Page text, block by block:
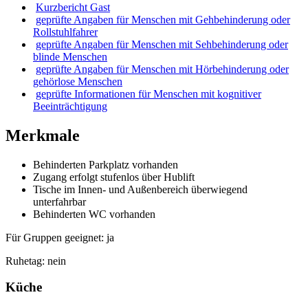
Kurzbericht Gast
geprüfte Angaben für Menschen mit Gehbehinderung oder
Rollstuhlfahrer
geprüfte Angaben für Menschen mit Sehbehinderung oder
blinde Menschen
geprüfte Angaben für Menschen mit Hörbehinderung oder
gehörlose Menschen
geprüfte Informationen für Menschen mit kognitiver
Beeinträchtigung
Merkmale
Behinderten Parkplatz vorhanden
Zugang erfolgt stufenlos über Hublift
Tische im Innen- und Außenbereich überwiegend
unterfahrbar
Behinderten WC vorhanden
Für Gruppen geeignet: ja
Ruhetag: nein
Küche